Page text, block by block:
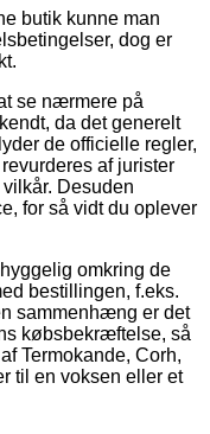
butik kunne man
dog er
se nærmere på
da det generelt
de officielle regler,
af jurister
Desuden
for så vidt du oplever
omkring de
bestillingen, f.eks.
sammenhæng er det
købsbekræftelse, så
Termokande, Corh,
til en voksen eller et